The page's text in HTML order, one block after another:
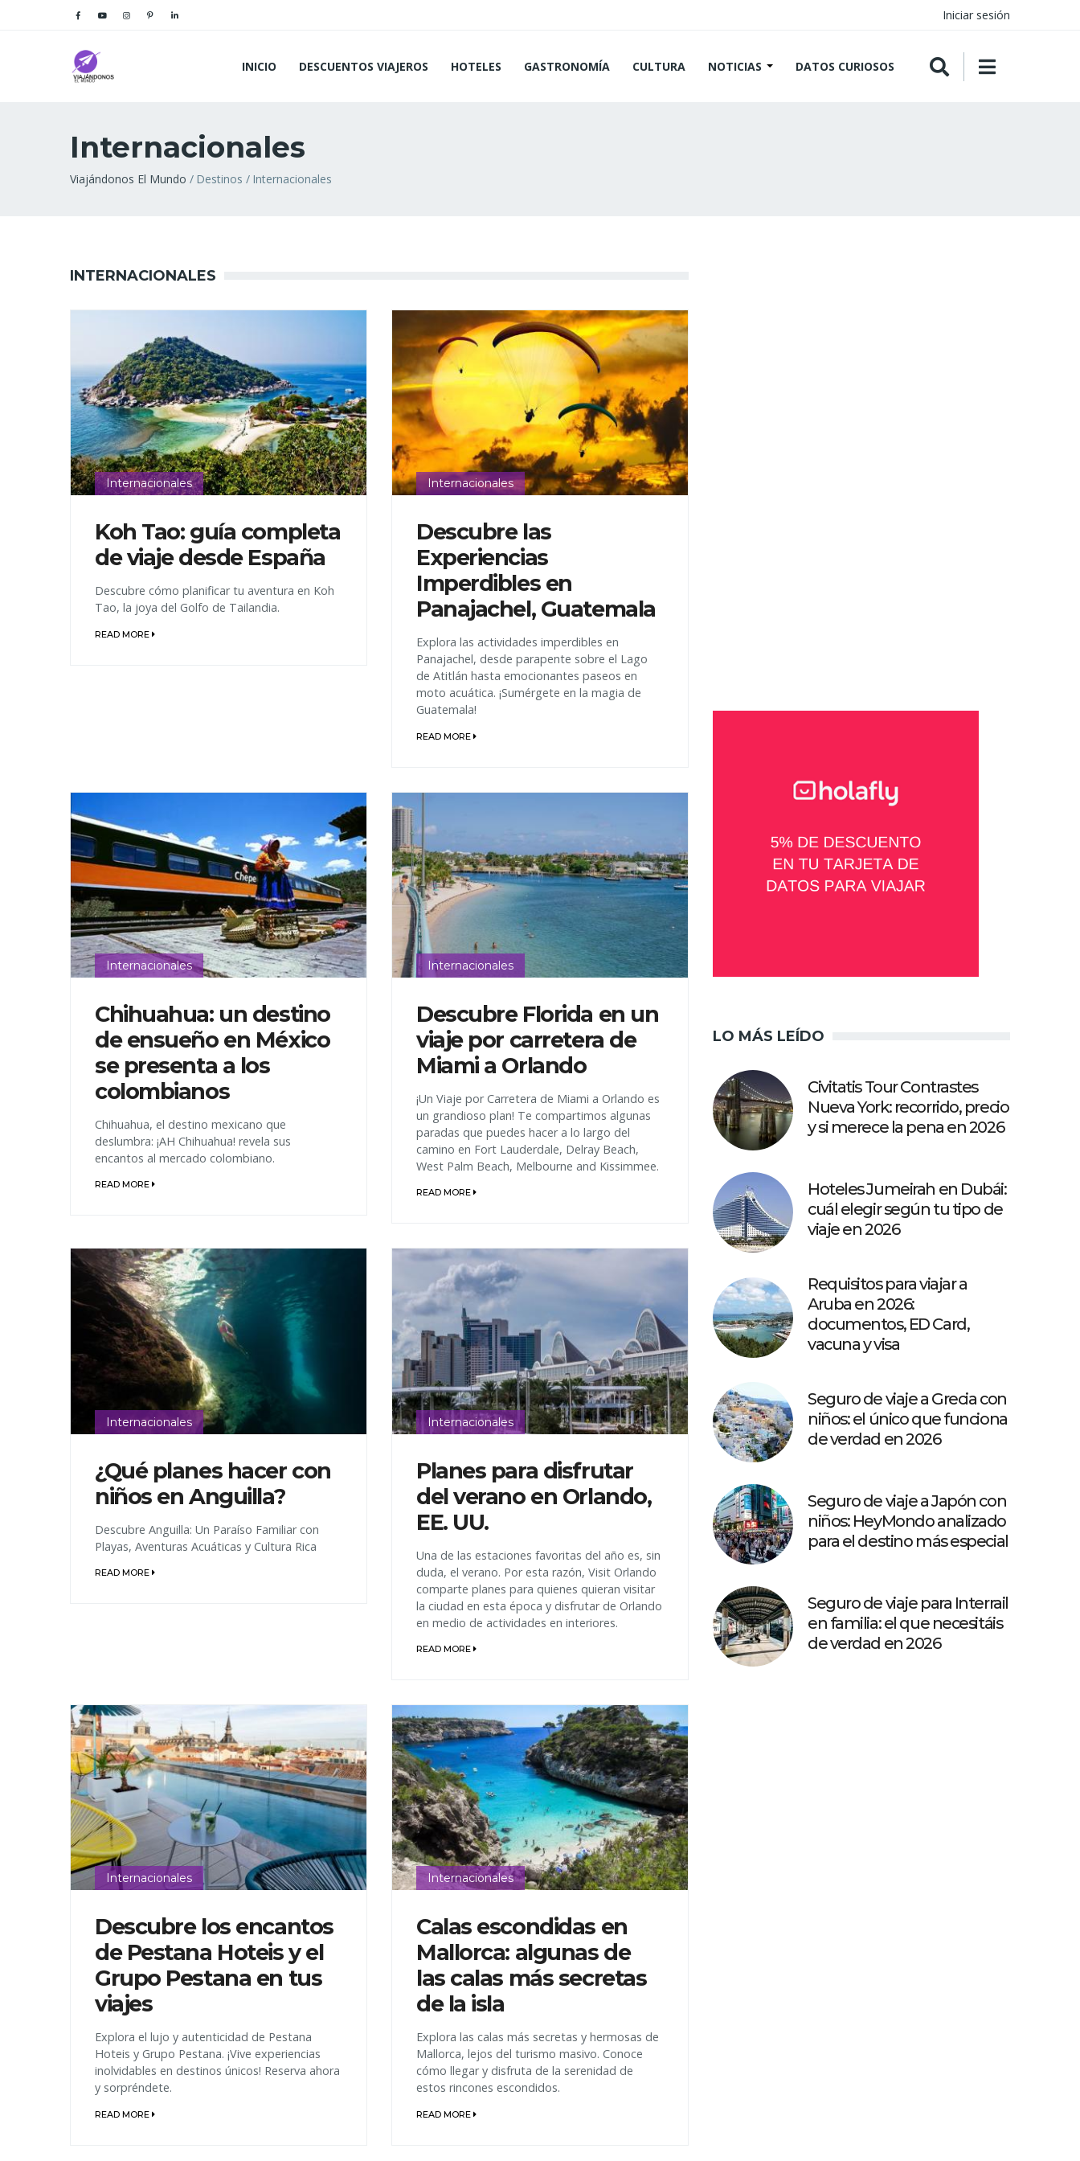
Iniciar sesión
INICIO DESCUENTOS VIAJEROS HOTELES GASTRONOMÍA CULTURA NOTICIAS DATOS CURIOSOS
Internacionales
Sobrescribir
ayuda
a
navegación
Viajándonos El Mundo Destinos Internacionales
INTERNACIONALES
Internacionales
Koh Tao: guía completa
de viaje desde España
Descubre cómo planificar tu aventura en Koh
Tao, la joya del Golfo de Tailandia.
READ MORE
Internacionales
Descubre las
Experiencias
Imperdibles en
Panajachel, Guatemala
Explora las actividades imperdibles en
Panajachel, desde parapente sobre el Lago
de Atitlán hasta emocionantes paseos en
moto acuática. ¡Sumérgete en la magia de
Guatemala!
READ MORE
Internacionales
Chihuahua: un destino
de ensueño en México
se presenta a los
colombianos
Chihuahua, el destino mexicano que
deslumbra: ¡AH Chihuahua! revela sus
encantos al mercado colombiano.
READ MORE
Internacionales
Descubre Florida en un
viaje por carretera de
Miami a Orlando
¡Un Viaje por Carretera de Miami a Orlando es
un grandioso plan! Te compartimos algunas
paradas que puedes hacer a lo largo del
camino en Fort Lauderdale, Delray Beach,
West Palm Beach, Melbourne and Kissimmee.
READ MORE
Internacionales
¿Qué planes hacer con
niños en Anguilla?
Descubre Anguilla: Un Paraíso Familiar con
Playas, Aventuras Acuáticas y Cultura Rica
READ MORE
Internacionales
Planes para disfrutar
del verano en Orlando,
EE. UU.
Una de las estaciones favoritas del año es, sin
duda, el verano. Por esta razón, Visit Orlando
comparte planes para quienes quieran visitar
la ciudad en esta época y disfrutar de Orlando
en medio de actividades en interiores.
READ MORE
Internacionales
Descubre los encantos
de Pestana Hoteis y el
Grupo Pestana en tus
viajes
Explora el lujo y autenticidad de Pestana
Hoteis y Grupo Pestana. ¡Vive experiencias
inolvidables en destinos únicos! Reserva ahora
y sorpréndete.
READ MORE
Internacionales
Calas escondidas en
Mallorca: algunas de
las calas más secretas
de la isla
Explora las calas más secretas y hermosas de
Mallorca, lejos del turismo masivo. Conoce
cómo llegar y disfruta de la serenidad de
estos rincones escondidos.
READ MORE
LO MÁS LEÍDO
Civitatis Tour Contrastes
Nueva York: recorrido, precio
y si merece la pena en 2026
Hoteles Jumeirah en Dubái:
cuál elegir según tu tipo de
viaje en 2026
Requisitos para viajar a
Aruba en 2026:
documentos, ED Card,
vacuna y visa
Seguro de viaje a Grecia con
niños: el único que funciona
de verdad en 2026
Seguro de viaje a Japón con
niños: HeyMondo analizado
para el destino más especial
Seguro de viaje para Interrail
en familia: el que necesitáis
de verdad en 2026